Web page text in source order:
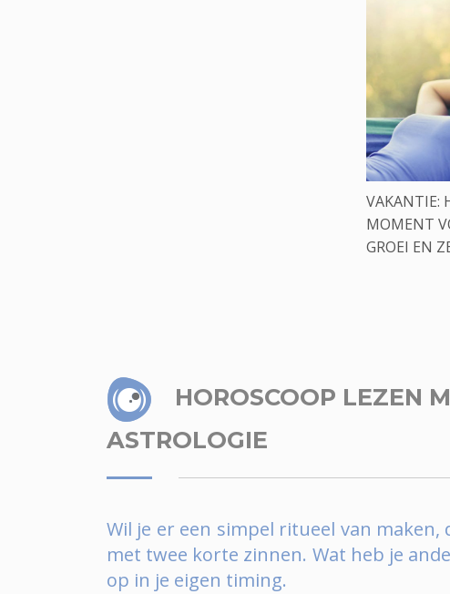
VAKANTIE:
MOMENT
GROEI EN
HOROSCOOP LEZEN
ASTROLOGIE
Wil je er een simpel ritueel van
met twee korte zinnen. Wat heb je
op in je eigen timing.